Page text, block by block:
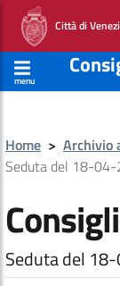
Città di
menu
Home > Archivio
Seduta del 18-
Seduta del